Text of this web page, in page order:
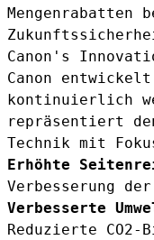
Mengenrabatten
Canon's
Canon
kontinuierlich
repräsentiert
Technik mit
Erhöhte
Verbesserung
Verbesserte
Reduzierte